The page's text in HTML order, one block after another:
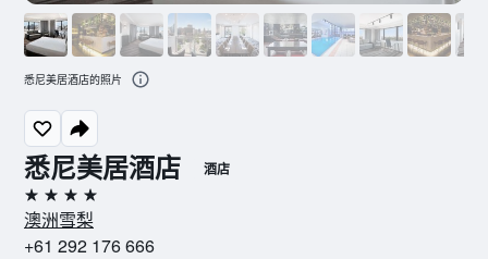
悉尼美居酒店 酒店
4星級
澳洲雪梨
+61 292 176 666
悉尼美居酒店的照片